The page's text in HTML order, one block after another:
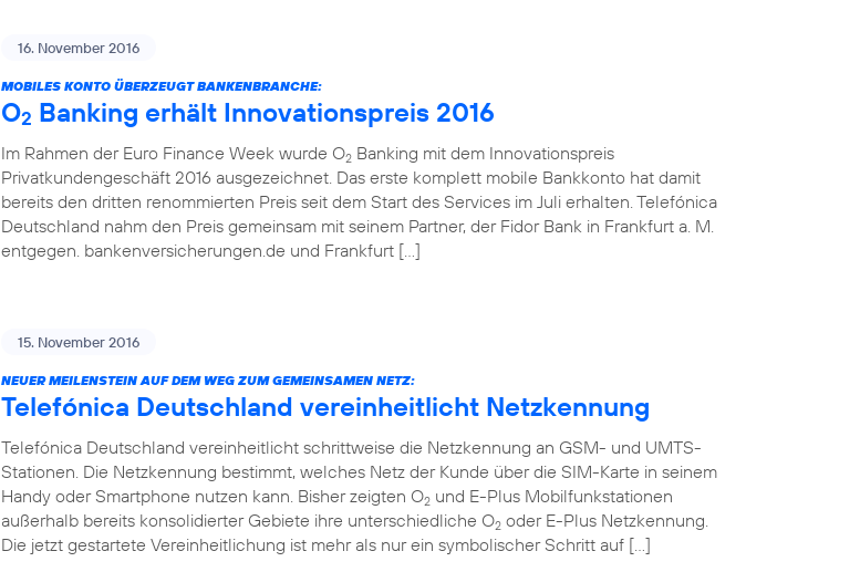
16. November 2016
MOBILES KONTO ÜBERZEUGT BANKENBRANCHE:
O2 Banking erhält Innovationspreis 2016
Im Rahmen der Euro Finance Week wurde O2 Banking mit dem Innovationspreis
Privatkundengeschäft 2016 ausgezeichnet. Das erste komplett mobile Bankkonto hat damit
bereits den dritten renommierten Preis seit dem Start des Services im Juli erhalten. Telefónica
Deutschland nahm den Preis gemeinsam mit seinem Partner, der Fidor Bank in Frankfurt a. M.
entgegen. bankenversicherungen.de und Frankfurt […]
15. November 2016
NEUER MEILENSTEIN AUF DEM WEG ZUM GEMEINSAMEN NETZ:
Telefónica Deutschland vereinheitlicht Netzkennung
Telefónica Deutschland vereinheitlicht schrittweise die Netzkennung an GSM- und UMTS-
Stationen. Die Netzkennung bestimmt, welches Netz der Kunde über die SIM-Karte in seinem
Handy oder Smartphone nutzen kann. Bisher zeigten O2 und E-Plus Mobilfunkstationen
außerhalb bereits konsolidierter Gebiete ihre unterschiedliche O2 oder E-Plus Netzkennung.
Die jetzt gestartete Vereinheitlichung ist mehr als nur ein symbolischer Schritt auf […]